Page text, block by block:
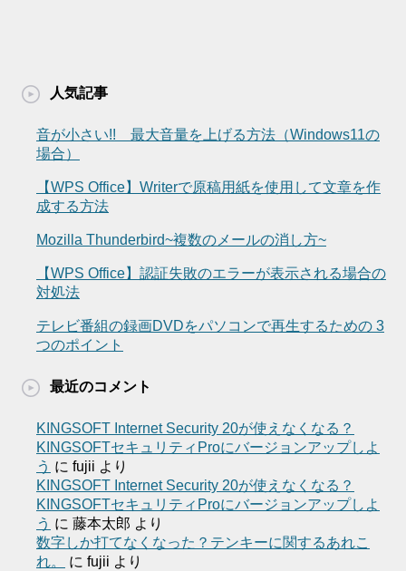
人気記事
音が小さい!! 最大音量を上げる方法（Windows11の
場合）
【WPS Office】Writerで原稿用紙を使用して文章を作
成する方法
Mozilla Thunderbird~複数のメールの消し方~
【WPS Office】認証失敗のエラーが表示される場合の
対処法
テレビ番組の録画DVDをパソコンで再生するための 3
つのポイント
最近のコメント
KINGSOFT Internet Security 20が使えなくなる？
KINGSOFTセキュリティProにバージョンアップしよ
う に fujii より
KINGSOFT Internet Security 20が使えなくなる？
KINGSOFTセキュリティProにバージョンアップしよ
う に 藤本太郎 より
数字しか打てなくなった？テンキーに関するあれこ
れ。
に fujii より